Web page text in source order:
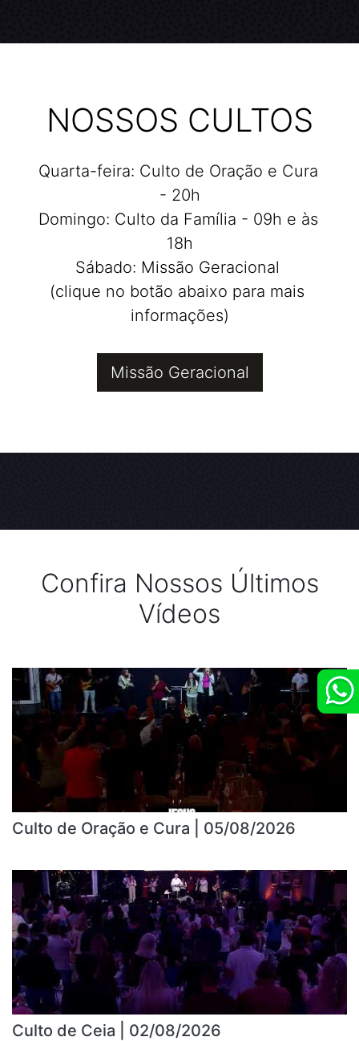
NOSSOS CULTOS
Quarta-feira: Culto de Oração e Cura
- 20h
Domingo: Culto da Família - 09h e às
18h
Sábado: Missão Geracional
(clique no botão abaixo para mais
informações)
Missão Geracional
Confira Nossos Últimos
Vídeos
Culto de Oração e Cura | 05/08/2026
Culto de Ceia | 02/08/2026